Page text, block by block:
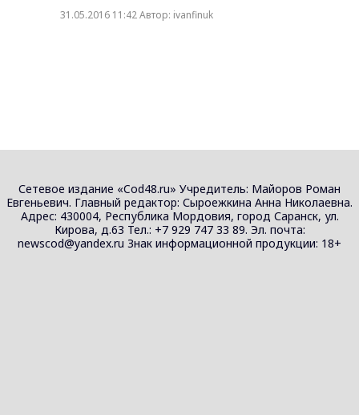
31.05.2016 11:42 Автор: ivanfinuk
Сетевое издание «Cod48.ru» Учредитель: Майоров Роман
Евгеньевич. Главный редактор: Сыроежкина Анна Николаевна.
Адрес: 430004, Республика Мордовия, город Саранск, ул.
Кирова, д.63 Тел.: +7 929 747 33 89. Эл. почта:
newscod@yandex.ru Знак информационной продукции: 18+